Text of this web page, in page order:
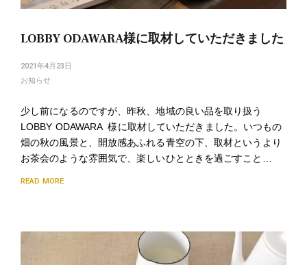
LOBBY ODAWARA様に取材していただきました
2021年4月23日
お知らせ
少し前になるのですが、昨秋、地域の良い品を取り扱う
LOBBY ODAWARA 様に取材していただきました。いつもの
畑の秋の風景と、開放感あふれる青空の下、取材というより
お茶会のような雰囲気で、楽しいひとときを過ごすこと…
READ MORE